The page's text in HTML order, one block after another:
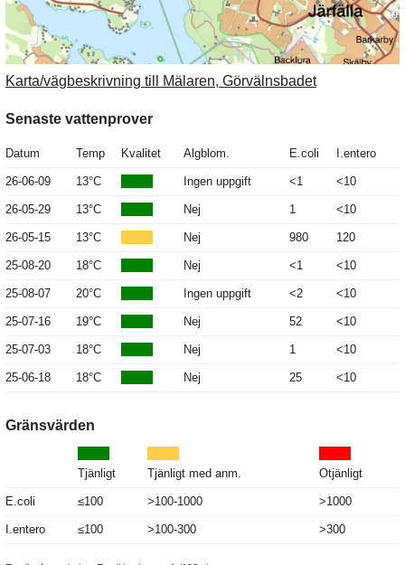
Karta/vägbeskrivning till Mälaren, Görvälnsbadet
Senaste vattenprover
Datum Temp Kvalitet Algblom. E.coli I.entero
26-06-09 13°C Ingen uppgift <1 <10
26-05-29 13°C Nej 1 <10
26-05-15 13°C Nej 980 120
25-08-20 18°C Nej <1 <10
25-08-07 20°C Ingen uppgift <2 <10
25-07-16 19°C Nej 52 <10
25-07-03 18°C Nej 1 <10
25-06-18 18°C Nej 25 <10
Gränsvärden
Tjänligt Tjänligt med anm. Otjänligt
E.coli ≤100 >100-1000 >1000
I.entero ≤100 >100-300 >300